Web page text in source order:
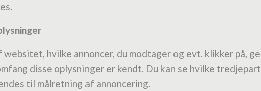
websitet, hvilke annoncer, du modtager og evt. klikker på,
disse oplysninger er kendt. Du kan se hvilke
til målretning af annoncering.